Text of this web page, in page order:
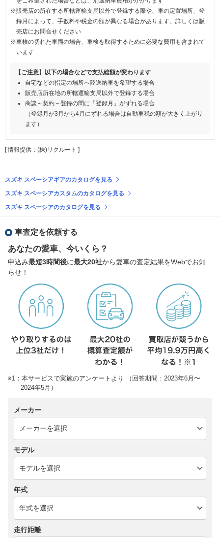
※販売店の所在する所轄運輸支局以外で登録する際や、車の定置場所、登
録月によって、手数料や税金の額が異なる場合があります。詳しくは販
売店にお問合せください
※車検の切れた車両の場合、車検を取得するために必要な費用も含まれて
います
【ご注意】以下の場合などで支払総額が変わります
自宅などの指定の場所へ陸送納車を希望する場合
販売店所在地の所轄運輸支局以外で登録する場合
商談～契約～登録の間に「登録月」がずれる場合
（登録月が3月から4月にずれる場合は自動車税の額が大きく上がり
ます）
[ 情報提供：(株)リクルート ]
スズキ スペーシアギアのカタログを見る
スズキ スペーシアカスタムのカタログを見る
スズキ スペーシアのカタログを見る
車査定を依頼する
あなたの愛車、今いくら？
申込み最短3時間後に最大20社から愛車の査定結果をWebでお知
らせ！
※1：本サービスで実施のアンケートより （回答期間：2023年6月〜
2024年5月）
メーカー
モデル
年式
走行距離